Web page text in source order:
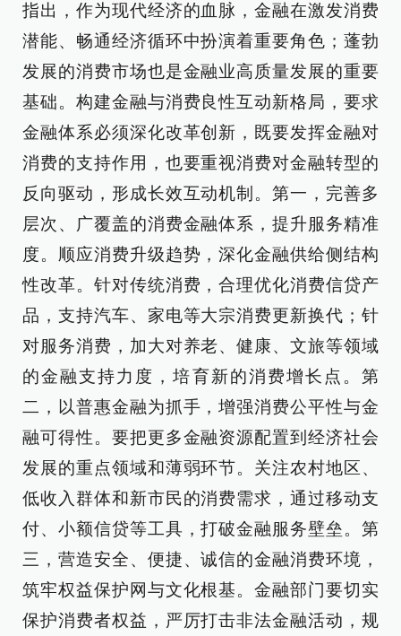
指出，作为现代经济的血脉，金融在激发消费
潜能、畅通经济循环中扮演着重要角色；蓬勃
发展的消费市场也是金融业高质量发展的重要
基础。构建金融与消费良性互动新格局，要求
金融体系必须深化改革创新，既要发挥金融对
消费的支持作用，也要重视消费对金融转型的
反向驱动，形成长效互动机制。第一，完善多
层次、广覆盖的消费金融体系，提升服务精准
度。顺应消费升级趋势，深化金融供给侧结构
性改革。针对传统消费，合理优化消费信贷产
品，支持汽车、家电等大宗消费更新换代；针
对服务消费，加大对养老、健康、文旅等领域
的金融支持力度，培育新的消费增长点。第
二，以普惠金融为抓手，增强消费公平性与金
融可得性。要把更多金融资源配置到经济社会
发展的重点领域和薄弱环节。关注农村地区、
低收入群体和新市民的消费需求，通过移动支
付、小额信贷等工具，打破金融服务壁垒。第
三，营造安全、便捷、诚信的金融消费环境，
筑牢权益保护网与文化根基。金融部门要切实
保护消费者权益，严厉打击非法金融活动，规